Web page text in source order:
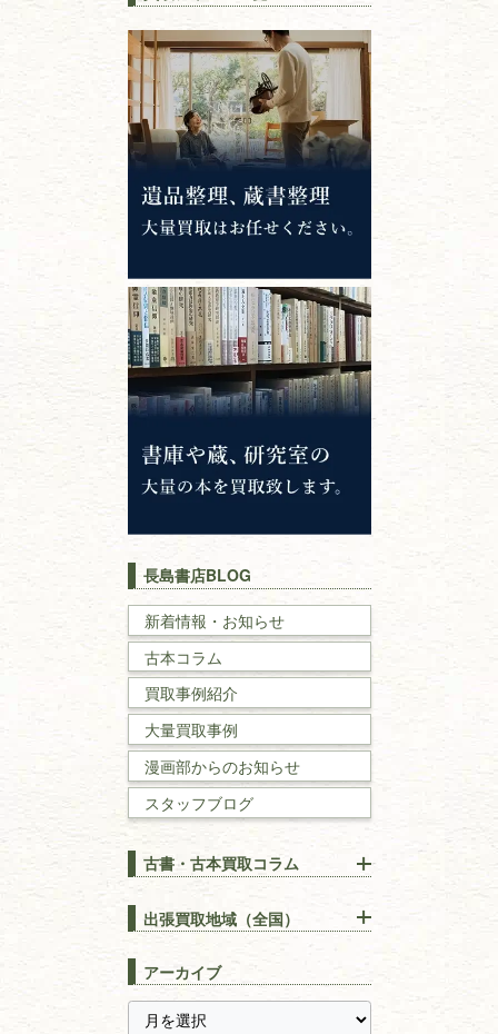
江戸時代の書物
唐本・漢籍・
中国書物・朝鮮本
錦絵・浮世絵・版画・刷り物
専門書・ 学術書
哲学書・思想書
心理学・倫理学
仏教書
神道・神社仏閣
イスラム教
キリスト教
戦記・戦史
国文学・
理工書
数学書・物理学書
建築書
漢方・鍼灸・東洋医学
易学・占い
スピリチュアル・
全集・
長島書店BLOG
新着情報・お知らせ
古本コラム
買取事例紹介
大量買取事例
漫画部からのお知らせ
スタッフブログ
古書・古本買取コラム
【出張買取】古本の大量買取
りOK！効率的に売る方法
宅配買取は古本を送るだけ！
長島書店の便利な買取サービ
ス
【持ち込み買取】店頭で簡単
に古本を売るメリットとは？
出張買取地域（全国）
埼玉県
千葉県
神奈川県
静岡県
アーカイブ